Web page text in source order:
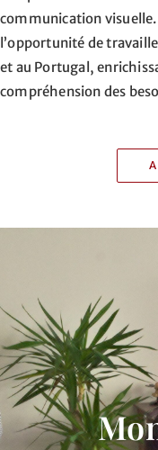
communication visuelle.
l’opportunité de
et au Portugal,
compréhension des